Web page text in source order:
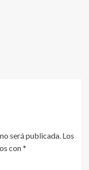
será publicada. Los
con*